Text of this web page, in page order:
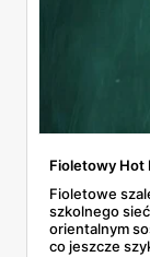
Fioletowy Hot
Fioletowe
szkolnego
orientalnym
co jeszcze